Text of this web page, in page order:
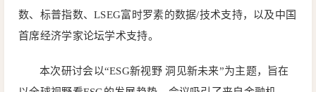
数、标普指数、LSEG富时罗素的数据/技术支持，以及中国
首席经济学家论坛学术支持。
本次研讨会以“ESG新视野 洞见新未来”为主题，旨在